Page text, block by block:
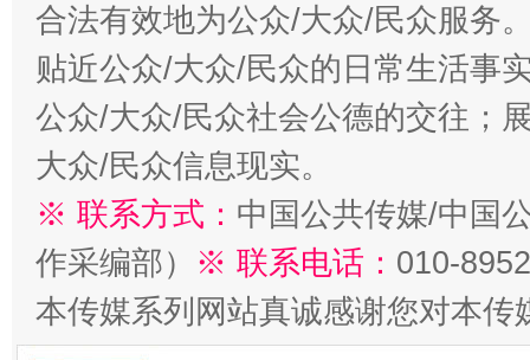
合法有效地为公众/大众/民众服务
贴近公众/大众/民众的日常生活事
公众/大众/民众社会公德的交往；
大众/民众信息现实。
※ 联系方式： 中国公共传媒/中国
作采编部） ※ 联系电话： 010-
本传媒系列网站真诚感谢您对本